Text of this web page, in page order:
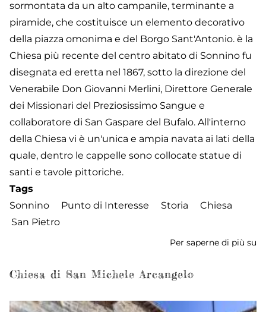
sormontata da un alto campanile, terminante a
piramide, che costituisce un elemento decorativo
della piazza omonima e del Borgo Sant'Antonio. è la
Chiesa più recente del centro abitato di Sonnino fu
disegnata ed eretta nel 1867, sotto la direzione del
Venerabile Don Giovanni Merlini, Direttore Generale
dei Missionari del Preziosissimo Sangue e
collaboratore di San Gaspare del Bufalo. All'interno
della Chiesa vi è un'unica e ampia navata ai lati della
quale, dentro le cappelle sono collocate statue di
santi e tavole pittoriche.
Tags
Sonnino
Punto di Interesse Storia
Chiesa
San Pietro
Per saperne di più su
Chiesa di San Michele Arcangelo